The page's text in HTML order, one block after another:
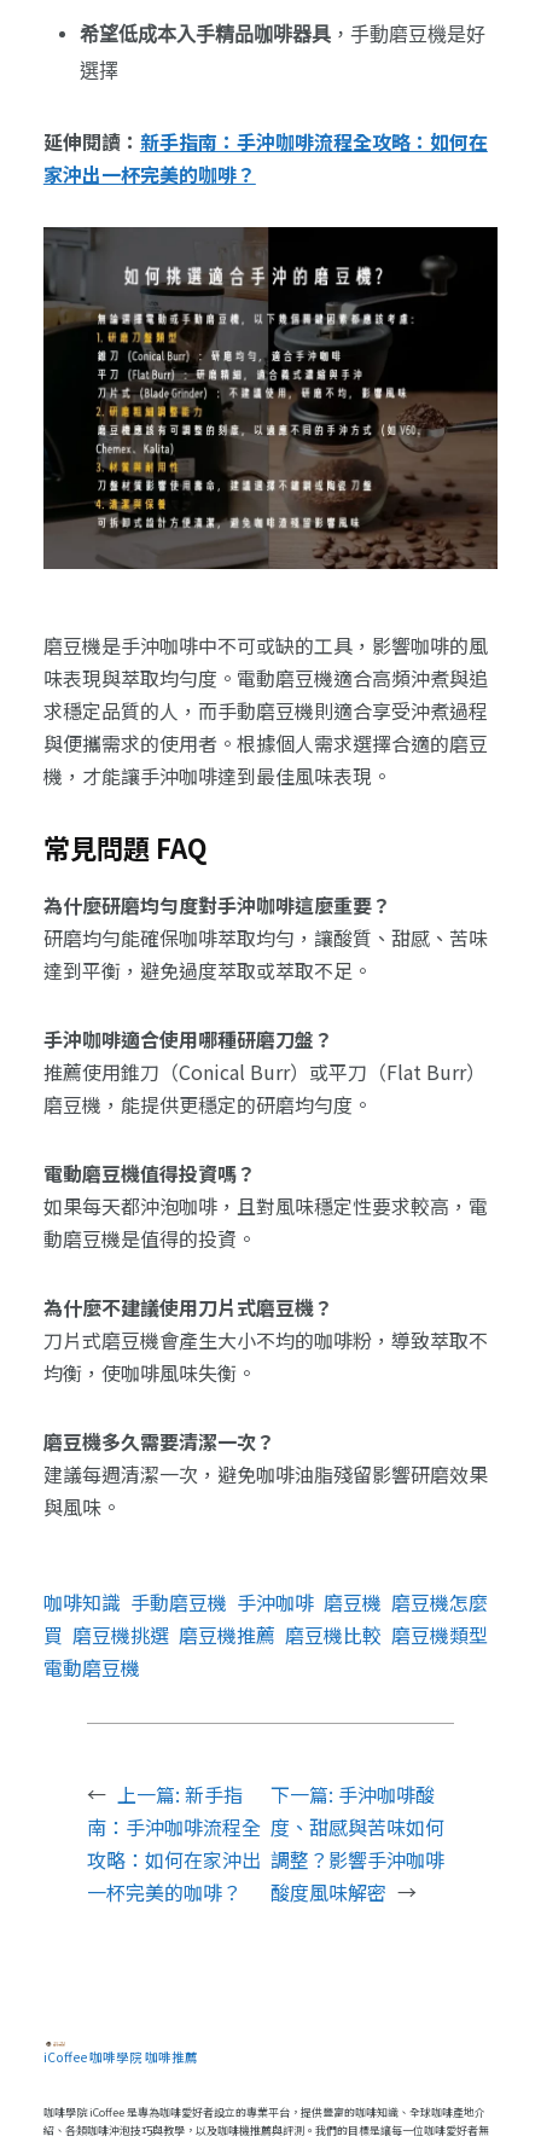
希望低成本入手精品咖啡器具，手動磨豆機是好
選擇
延伸閱讀： 新手指南：手沖咖啡流程全攻略：如何在
家沖出一杯完美的咖啡？
磨豆機是手沖咖啡中不可或缺的工具，影響咖啡的風
味表現與萃取均勻度。電動磨豆機適合高頻沖煮與追
求穩定品質的人，而手動磨豆機則適合享受沖煮過程
與便攜需求的使用者。根據個人需求選擇合適的磨豆
機，才能讓手沖咖啡達到最佳風味表現。
常見問題 FAQ
為什麼研磨均勻度對手沖咖啡這麼重要？
研磨均勻能確保咖啡萃取均勻，讓酸質、甜感、苦味
達到平衡，避免過度萃取或萃取不足。
手沖咖啡適合使用哪種研磨刀盤？
推薦使用錐刀（Conical Burr）或平刀（Flat Burr）
磨豆機，能提供更穩定的研磨均勻度。
電動磨豆機值得投資嗎？
如果每天都沖泡咖啡，且對風味穩定性要求較高，電
動磨豆機是值得的投資。
為什麼不建議使用刀片式磨豆機？
刀片式磨豆機會產生大小不均的咖啡粉，導致萃取不
均衡，使咖啡風味失衡。
磨豆機多久需要清潔一次？
建議每週清潔一次，避免咖啡油脂殘留影響研磨效果
與風味。
咖啡知識 手動磨豆機 手沖咖啡 磨豆機 磨豆機怎麼
買 磨豆機挑選 磨豆機推薦 磨豆機比較 磨豆機類型
電動磨豆機
← 上一篇: 新手指
南：手沖咖啡流程全
攻略：如何在家沖出
一杯完美的咖啡？
下一篇: 手沖咖啡酸
度、甜感與苦味如何
調整？影響手沖咖啡
酸度風味解密 →
iCoffee 咖啡學院 咖啡推薦
咖啡學院 iCoffee 是專為咖啡愛好者設立的專業平台，提供豐富的咖啡知識、全球咖啡產地介
紹、各類咖啡沖泡技巧與教學，以及咖啡機推薦與評測。我們的目標是讓每一位咖啡愛好者無